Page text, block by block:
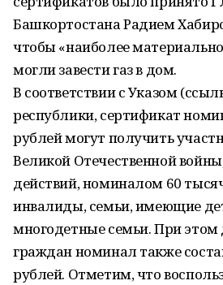
Башкортостана Радием
чтобы «наиболее
могли завести газ в дом.
В соответствии с Указом
республики, сертификат
рублей могут получить
Великой Отечественной
действий, номиналом 60
инвалиды, семьи, имеющие
многодетные семьи. При
граждан номинал также
рублей. Отметим, что